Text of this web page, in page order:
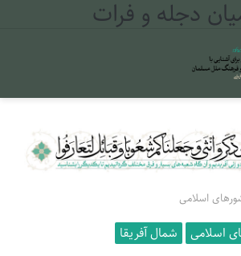
دجله و فرات
اسلامی
اسلامی شمال آفریقا